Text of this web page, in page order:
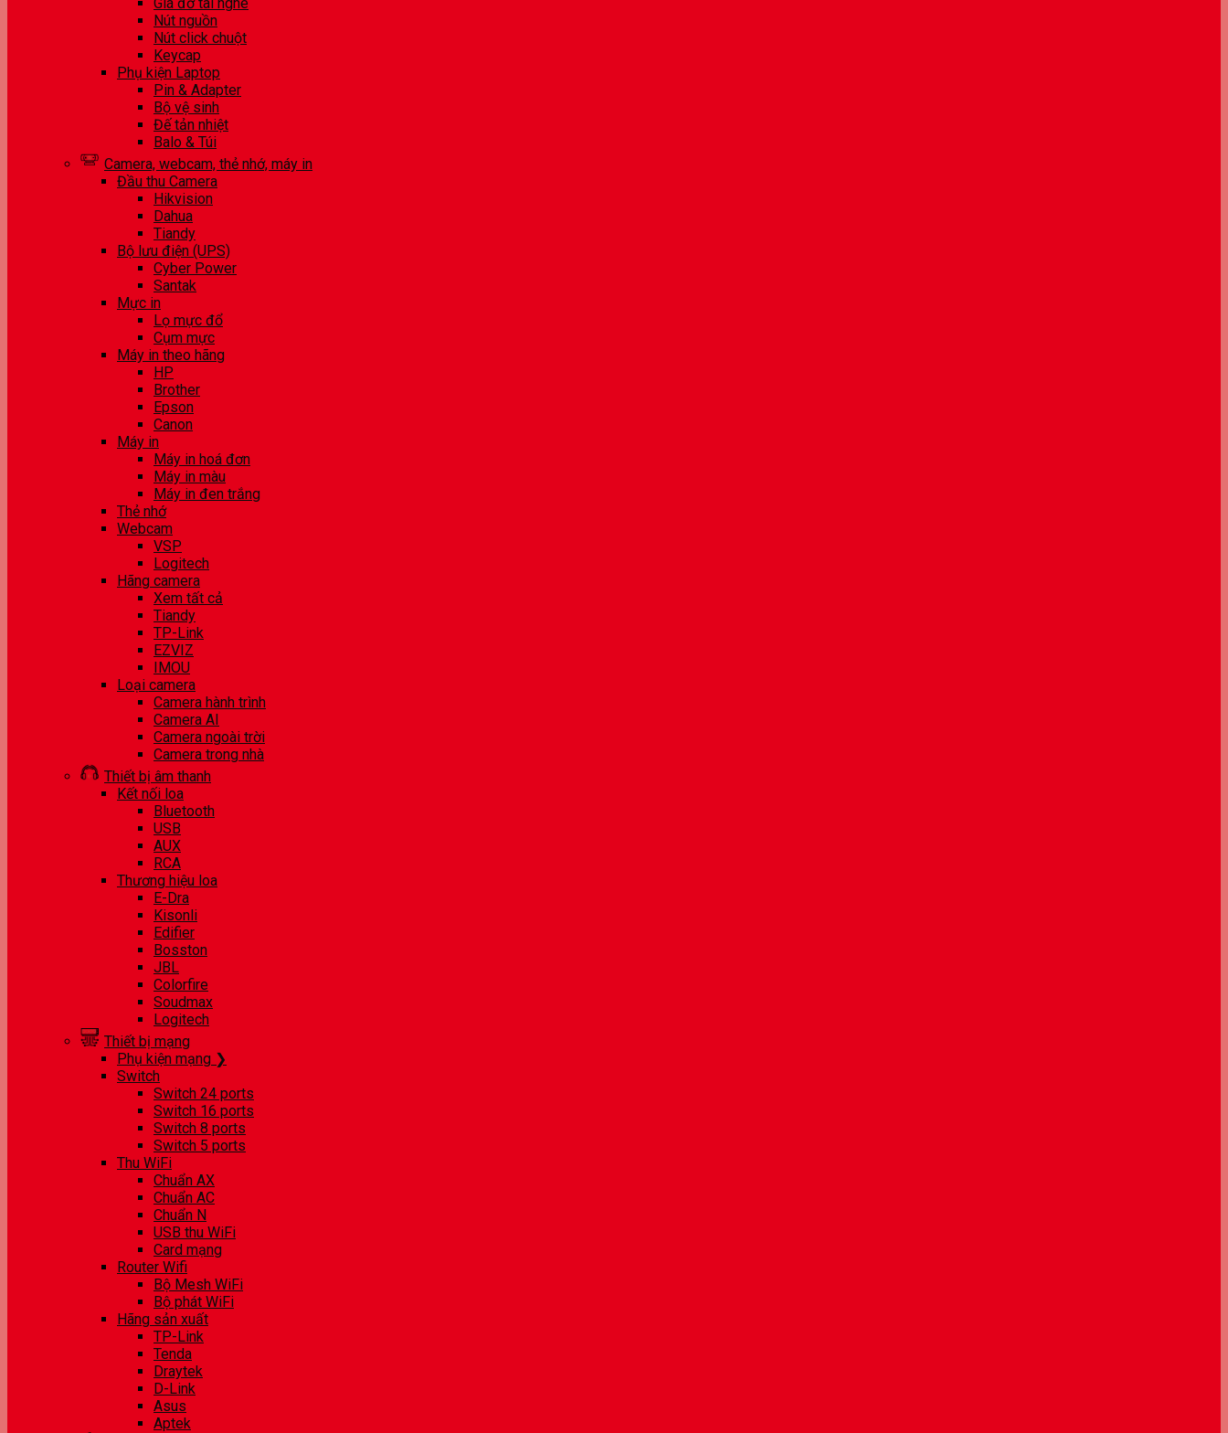
Nút nguồn
Nút click chuột
Keycap
Phụ kiện Laptop
Pin & Adapter
Bộ vệ sinh
Đế tản nhiệt
Balo & Túi
Camera, webcam, thẻ nhớ, máy in
Đầu thu Camera
Hikvision
Dahua
Tiandy
Bộ lưu điện (UPS)
Cyber Power
Santak
Mực in
Lọ mực đổ
Cụm mực
Máy in theo hãng
HP
Brother
Epson
Canon
Máy in
Máy in hoá đơn
Máy in màu
Máy in đen trắng
Thẻ nhớ
Webcam
VSP
Logitech
Hãng camera
Xem tất cả
Tiandy
TP-Link
EZVIZ
IMOU
Loại camera
Camera hành trình
Camera AI
Camera ngoài trời
Camera trong nhà
Thiết bị âm thanh
Kết nối loa
Bluetooth
USB
AUX
RCA
Thương hiệu loa
E-Dra
Kisonli
Edifier
Bosston
JBL
Colorfire
Soudmax
Logitech
Thiết bị mạng
Phụ kiện mạng ❯
Switch
Switch 24 ports
Switch 16 ports
Switch 8 ports
Switch 5 ports
Thu WiFi
Chuẩn AX
Chuẩn AC
Chuẩn N
USB thu WiFi
Card mạng
Router Wifi
Bộ Mesh WiFi
Bộ phát WiFi
Hãng sản xuất
TP-Link
Tenda
Draytek
D-Link
Asus
Aptek